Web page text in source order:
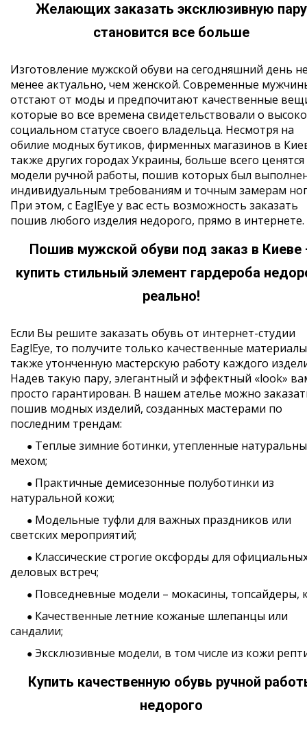
Желающих заказать эксклюзивную пару
становится все больше
Изготовление мужской обуви на сегодняшний день
менее актуально, чем женской. Современные
отстают от моды и предпочитают качественные
которые во все времена свидетельствовали о
социальном статусе своего владельца. Несмотря на
обилие модных бутиков, фирменных магазинов в
также других городах Украины, больше всего ценятся
модели ручной работы, пошив которых был
индивидуальным требованиям и точным замерам
При этом, с EaglEye у вас есть возможность заказать
пошив любого изделия недорого, прямо в интернете.
Пошив мужской обуви под заказ в Киеве
купить стильный элемент гардероба
реально!
Если Вы решите заказать обувь от интернет-студии
EaglEye, то получите только качественные
также утонченную мастерскую работу каждого
Надев такую пару, элегантный и эффектный «look»
просто гарантирован. В нашем ателье можно
пошив модных изделий, созданных мастерами по
последним трендам:
● Теплые зимние ботинки, утепленные
мехом;
● Практичные демисезонные полуботинки из
натуральной кожи;
● Модельные туфли для важных праздников или
светских мероприятий;
● Классические строгие оксфорды для
деловых встреч;
● Повседневные модели – мокасины, топсайдеры,
● Качественные летние кожаные шлепанцы или
сандалии;
● Эксклюзивные модели, в том числе из кожи
Купить качественную обувь ручной
недорого